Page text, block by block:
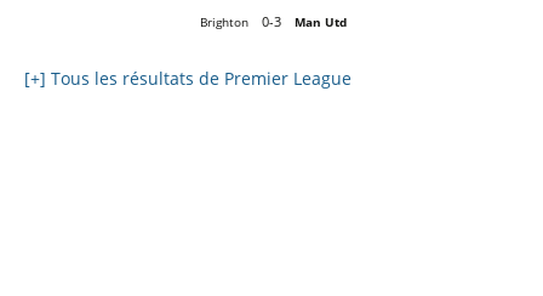
Brighton
0-3 Man Utd
[+] Tous les résultats de Premier League